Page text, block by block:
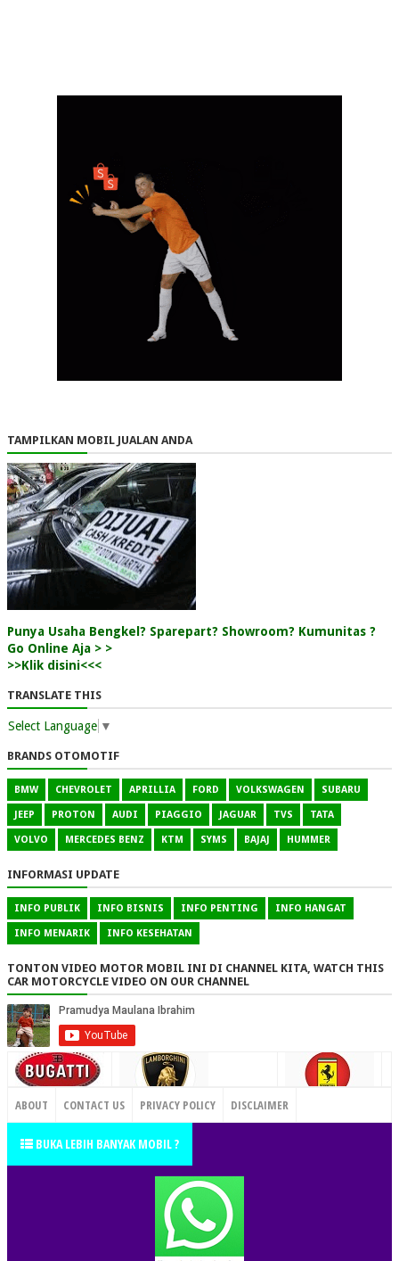
TAMPILKAN MOBIL JUALAN ANDA
Punya Usaha Bengkel? Sparepart? Showroom? Kumunitas ?
Go Online Aja > >
>>Klik disini<<<
TRANSLATE THIS
Select Language ▼
BRANDS OTOMOTIF
BMW CHEVROLET APRILLIA FORD VOLKSWAGEN SUBARU
JEEP PROTON AUDI PIAGGIO JAGUAR TVS TATA
VOLVO MERCEDES BENZ KTM SYMS BAJAJ HUMMER
INFORMASI UPDATE
INFO PUBLIK INFO BISNIS INFO PENTING INFO HANGAT
INFO MENARIK INFO KESEHATAN
TONTON VIDEO MOTOR MOBIL INI DI CHANNEL KITA, WATCH THIS
CAR MOTORCYCLE VIDEO ON OUR CHANNEL
CONTACT US
ABOUT CONTACT US PRIVACY POLICY DISCLAIMER
TERMS OF SERVICE SITEMAP
BUKA LEBIH BANYAK MOBIL ?